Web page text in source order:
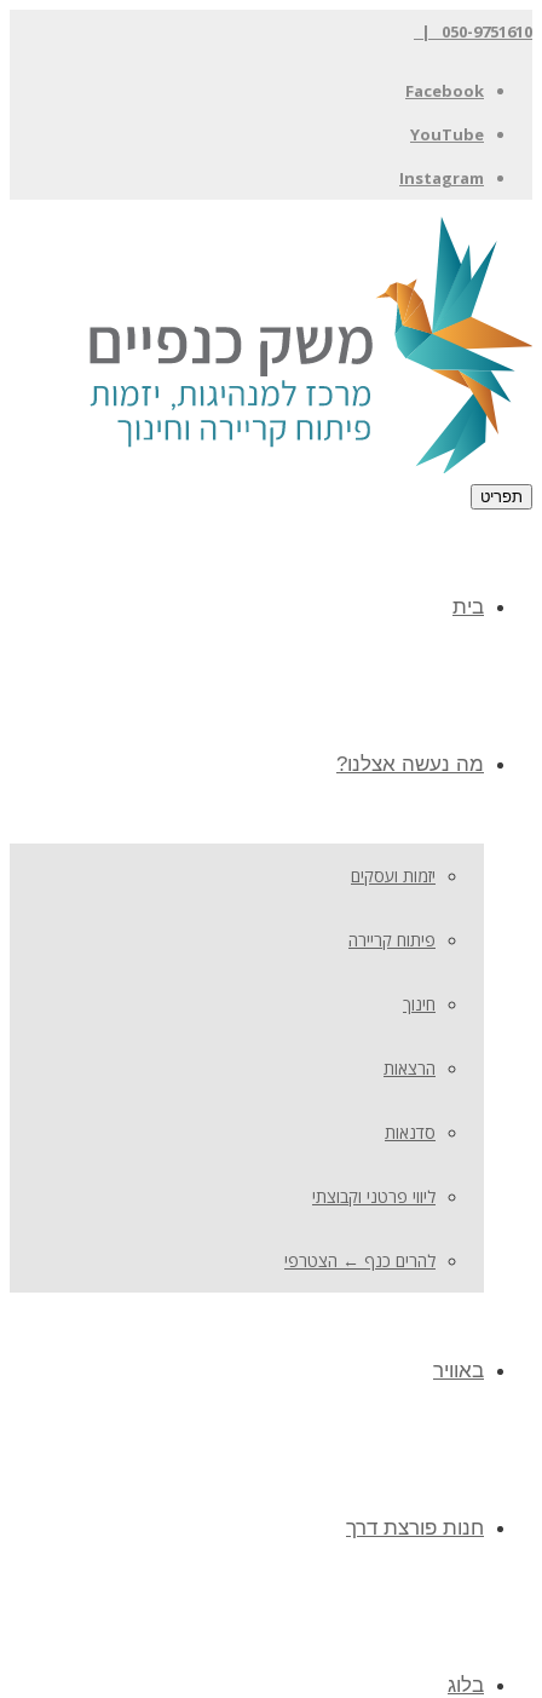
050-9751610 |
Facebook
YouTube
Instagram
תפריט
בית
מה נעשה אצלנו?
יזמות ועסקים
פיתוח קריירה
חינוך
הרצאות
סדנאות
ליווי פרטני וקבוצתי
להרים כנף ← הצטרפי
באוויר
חנות פורצת דרך
בלוג